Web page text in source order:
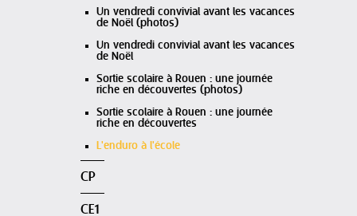
Un vendredi convivial avant les vacances
de Noël (photos)
Un vendredi convivial avant les vacances
de Noël
Sortie scolaire à Rouen : une journée
riche en découvertes (photos)
Sortie scolaire à Rouen : une journée
riche en découvertes
L'enduro à l'école
CP
CE1